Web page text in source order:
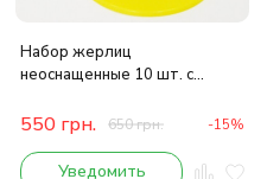
Набор жерлиц
неоснащенные 10 шт. с
550 грн. 650грн. -15%
Уведомить